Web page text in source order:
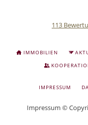
113
NAVIGATION
ÜBERSPRINGEN
IMMOBILIEN
NAVIGATION
IMPRESSUM
Impressum ©